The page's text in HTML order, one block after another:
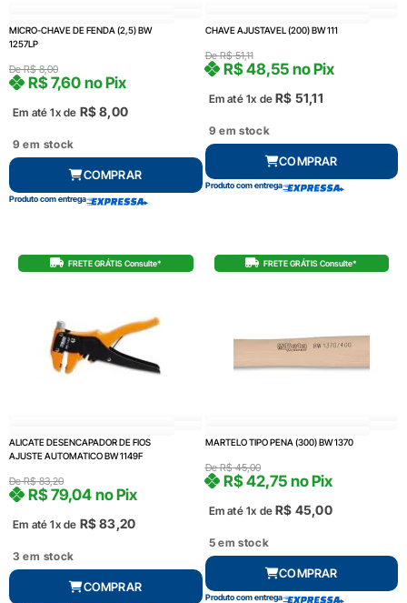
MICRO-CHAVE DE FENDA (2,5) BW
1257LP
DeR$8,00
Em até 1x de R$8,00
R$7,60 no Pix
9 em stock
COMPRAR
Produto com entrega
CHAVE AJUSTAVEL (200) BW 111
DeR$51,11
Em até 1x de R$ 51,11
R$48,55 no Pix
9 em stock
COMPRAR
Produto com entrega
FRETE GRÁTIS Consulte*
ALICATE DESENCAPADOR DE FIOS
AJUSTE AUTOMATICO BW 1149F
DeR$83,20
Em até 1x de R$83,20
R$79,04 no Pix
3 em stock
COMPRAR
FRETE GRÁTIS Consulte*
MARTELO TIPO PENA (300) BW 1370
DeR$45,00
Em até 1x de R$ 45,00
R$42,75 no Pix
5 em stock
COMPRAR
Produto com entrega